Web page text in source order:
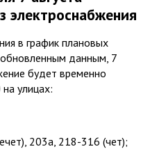
электроснабжения
в график плановых
данным, 7
будет временно
улицах:
203а, 218-316 (чет);